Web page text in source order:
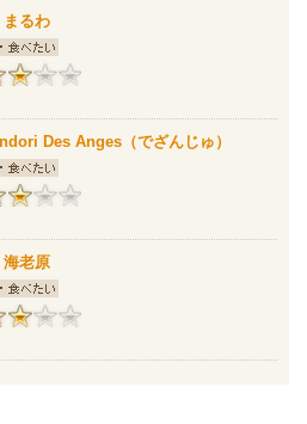
るわ
Des Anges（でざんじゅ）
老原